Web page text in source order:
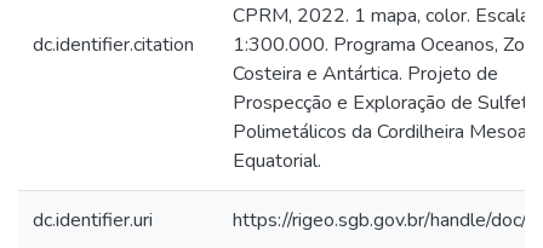
dc.identifier.citation
CPRM, 2022. 1 mapa, color. Escala
1:300.000. Programa Oceanos, Zona
Costeira e Antártica. Projeto de
Prospecção e Exploração de
Polimetálicos da Cordilheira
Equatorial.
dc.identifier.uri https://rigeo.sgb.gov.br/handle/doc/